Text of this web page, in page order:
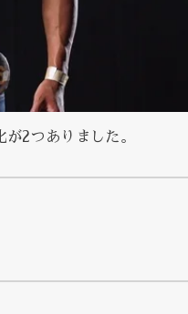
2つありました。